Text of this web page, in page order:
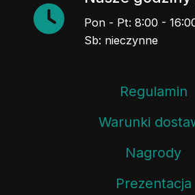
Pon - Pt: 8:00 -
Sb: nieczynne
Regulamin
Warunki
Nagrody
Prezentacja